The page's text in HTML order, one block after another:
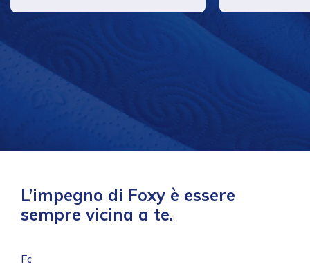
L’impegno di Foxy è essere
sempre vicina a te.
Foxy rinnova ogni giorno la sua promessa con